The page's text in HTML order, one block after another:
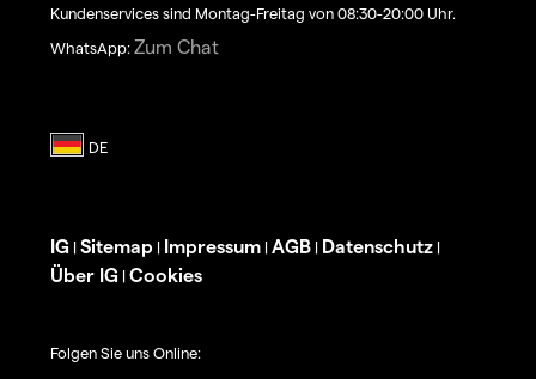
Kundenservices sind Montag-Freitag von 08:30-20:00 Uhr.
WhatsApp: Zum Chat
IG | Sitemap | Impressum | AGB | Datenschutz |
Über IG | Cookies
Folgen Sie uns Online: